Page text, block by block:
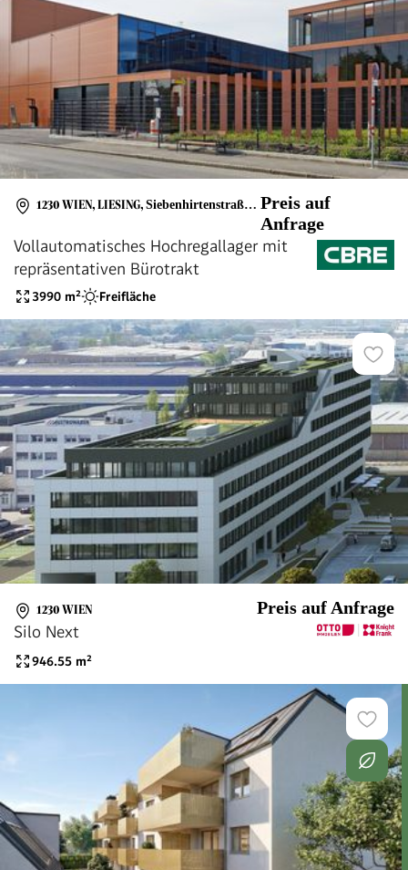
1230 WIEN, LIESING, Siebenhirtenstraße 12
Preis auf
Anfrage
Vollautomatisches Hochregallager mit
repräsentativen Bürotrakt
3990 m² Freifläche
1230 WIEN Preis auf Anfrage
Silo Next
946.55 m²